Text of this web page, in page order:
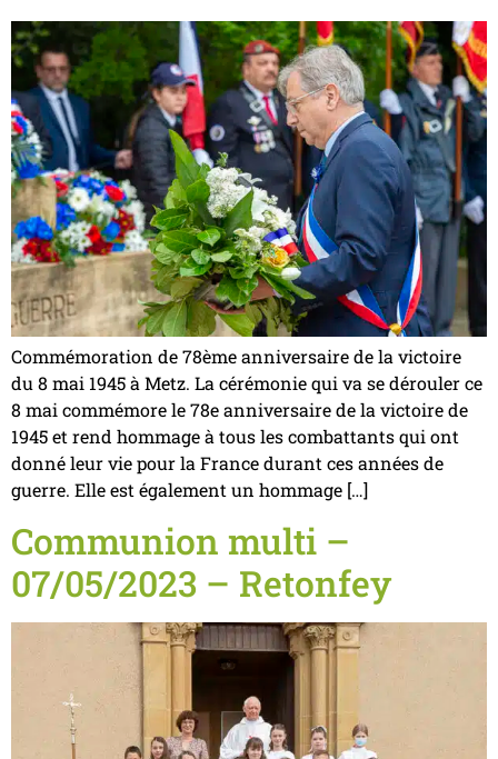
Commémoration de 78ème anniversaire de la victoire
du 8 mai 1945 à Metz. La cérémonie qui va se dérouler ce
8 mai commémore le 78e anniversaire de la victoire de
1945 et rend hommage à tous les combattants qui ont
donné leur vie pour la France durant ces années de
guerre. Elle est également un hommage […]
Communion multi –
07/05/2023 – Retonfey